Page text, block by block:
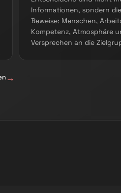
Informationen, sondern
Beweise: Menschen,
Kompetenz, Atmosphäre
Versprechen an die